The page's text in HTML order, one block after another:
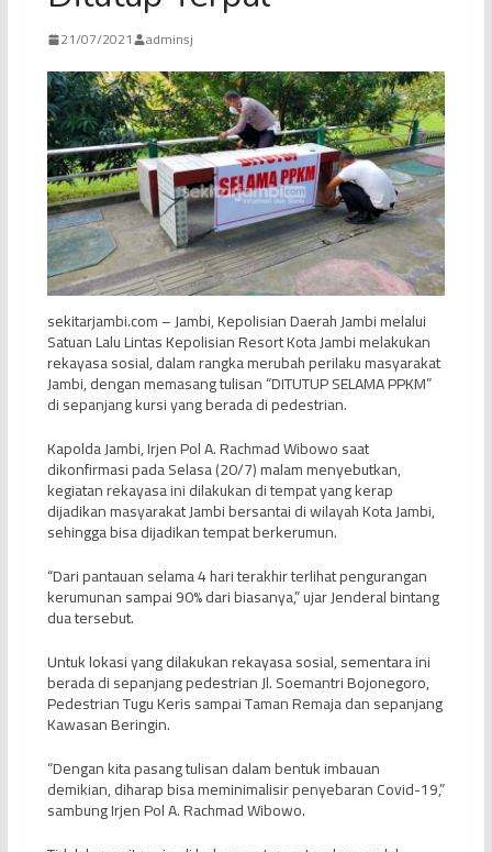
21/07/2021 adminsj
sekitarjambi.com – Jambi, Kepolisian Daerah Jambi melalui
Satuan Lalu Lintas Kepolisian Resort Kota Jambi melakukan
rekayasa sosial, dalam rangka merubah perilaku masyarakat
Jambi, dengan memasang tulisan “DITUTUP SELAMA PPKM”
di sepanjang kursi yang berada di pedestrian.
Kapolda Jambi, Irjen Pol A. Rachmad Wibowo saat
dikonfirmasi pada Selasa (20/7) malam menyebutkan,
kegiatan rekayasa ini dilakukan di tempat yang kerap
dijadikan masyarakat Jambi bersantai di wilayah Kota Jambi,
sehingga bisa dijadikan tempat berkerumun.
“Dari pantauan selama 4 hari terakhir terlihat pengurangan
kerumunan sampai 90% dari biasanya,” ujar Jenderal bintang
dua tersebut.
Untuk lokasi yang dilakukan rekayasa sosial, sementara ini
berada di sepanjang pedestrian Jl. Soemantri Bojonegoro,
Pedestrian Tugu Keris sampai Taman Remaja dan sepanjang
Kawasan Beringin.
“Dengan kita pasang tulisan dalam bentuk imbauan
demikian, diharap bisa meminimalisir penyebaran Covid-19,”
sambung Irjen Pol A. Rachmad Wibowo.